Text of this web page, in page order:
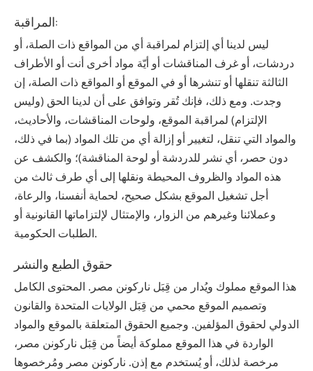
المراقبة:
ليس لدينا أي إلتزام لمراقبة أي من المواقع ذات الصلة، أو
دردشات، أو غرف المناقشات أو أيّة مواد أخرى أنت أو الأطراف
الثالثة تنقلها أو تنشرها أو في الموقع أو المواقع ذات الصلة، إن
وجدت. ومع ذلك، فإنك تُقر وتوافق على أن لدينا الحق (وليس
الإلتزام) لمراقبة الموقع، ولوحات المناقشات، والأحاديث،
والمواد التي تنقل، لتغيير أو إزالة أي من تلك المواد (بما في ذلك،
دون حصر، أي نشر للدردشة أو لوحة المناقشة)؛ والكشف عن
هذه المواد والظروف المحيطة ونقلها إلى أي طرف ثالث من
أجل تشغيل الموقع بشكل صحيح، لحماية أنفسنا، والرعاة،
وعملائنا وغيرهم من الزوار، والإمتثال لإلتزاماتها القانونية أو
الطلبات الحكومية.
حقوق الطبع والنشر
هذا الموقع مملوك ويُدار من قِبَل ‫ناركونن‬ ‫مصر‬. المحتوى الكامل
وتصميم الموقع محمي من قِبَل الولايات المتحدة والقانون
الدولي لحقوق المؤلفين. وجميع الحقوق المتعلقة بالموقع والمواد
الواردة في هذا الموقع مملوكة أيضاً من قِبَل ‫ناركونن‬ ‫مصر‬،
مرخصة لذلك، أو يُستخدم مع إذن. ‫ناركونن‬ ‫مصر‬ ومُرخصوها